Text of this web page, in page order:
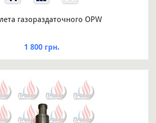
газораздаточного OPW
1 800 грн.